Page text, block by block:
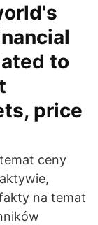
to
price
ceny
na temat